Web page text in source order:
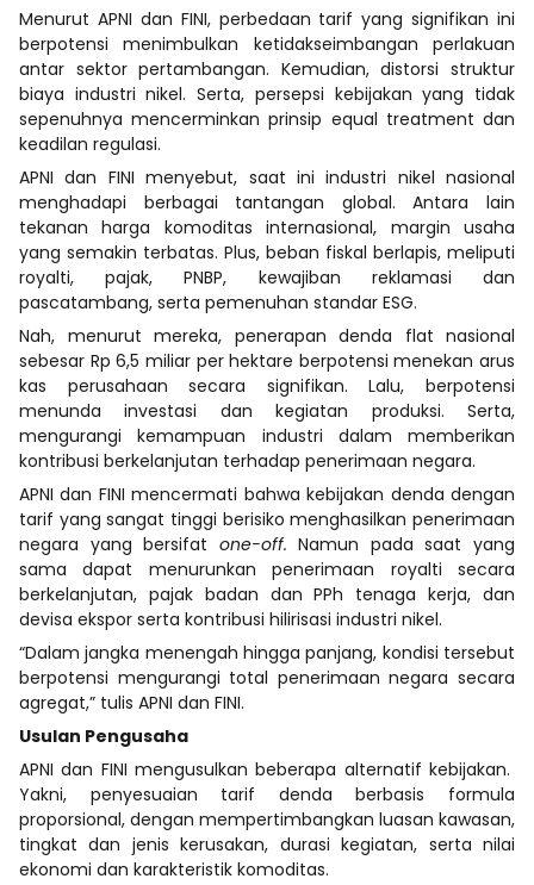
Menurut APNI dan FINI, perbedaan tarif yang signifikan ini
berpotensi menimbulkan ketidakseimbangan perlakuan
antar sektor pertambangan. Kemudian, distorsi struktur
biaya industri nikel. Serta, persepsi kebijakan yang tidak
sepenuhnya mencerminkan prinsip equal treatment dan
keadilan regulasi.
APNI dan FINI menyebut, saat ini industri nikel nasional
menghadapi berbagai tantangan global. Antara lain
tekanan harga komoditas internasional, margin usaha
yang semakin terbatas. Plus, beban fiskal berlapis, meliputi
royalti, pajak, PNBP, kewajiban reklamasi dan
pascatambang, serta pemenuhan standar ESG.
Nah, menurut mereka, penerapan denda flat nasional
sebesar Rp 6,5 miliar per hektare berpotensi menekan arus
kas perusahaan secara signifikan. Lalu, berpotensi
menunda investasi dan kegiatan produksi. Serta,
mengurangi kemampuan industri dalam memberikan
kontribusi berkelanjutan terhadap penerimaan negara.
APNI dan FINI mencermati bahwa kebijakan denda dengan
tarif yang sangat tinggi berisiko menghasilkan penerimaan
negara yang bersifat one-off.Namun pada saat yang
sama dapat menurunkan penerimaan royalti secara
berkelanjutan, pajak badan dan PPh tenaga kerja, dan
devisa ekspor serta kontribusi hilirisasi industri nikel.
“Dalam jangka menengah hingga panjang, kondisi tersebut
berpotensi mengurangi total penerimaan negara secara
agregat,” tulis APNI dan FINI.
Usulan Pengusaha
APNI dan FINI mengusulkan beberapa alternatif kebijakan.
Yakni, penyesuaian tarif denda berbasis formula
proporsional, dengan mempertimbangkan luasan kawasan,
tingkat dan jenis kerusakan, durasi kegiatan, serta nilai
ekonomi dan karakteristik komoditas.